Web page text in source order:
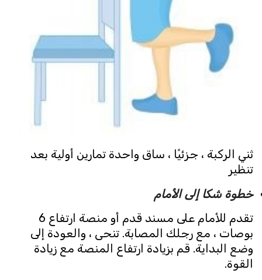
ثني الركبة ، جزئيًا ، ساق واحدة تمارين أولية بعد
تنظير
خطوة شكا إلى الأمام
تقدم للأمام على مسند قدم أو منصة ارتفاع 6
بوصات ، مع رجلك المصابة. تنحى ، والعودة إلى
وضع البداية. قم بزيادة ارتفاع المنصة مع زيادة
القوة.